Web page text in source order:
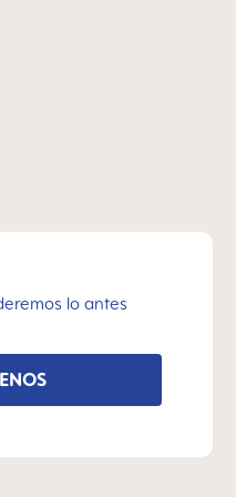
lo antes